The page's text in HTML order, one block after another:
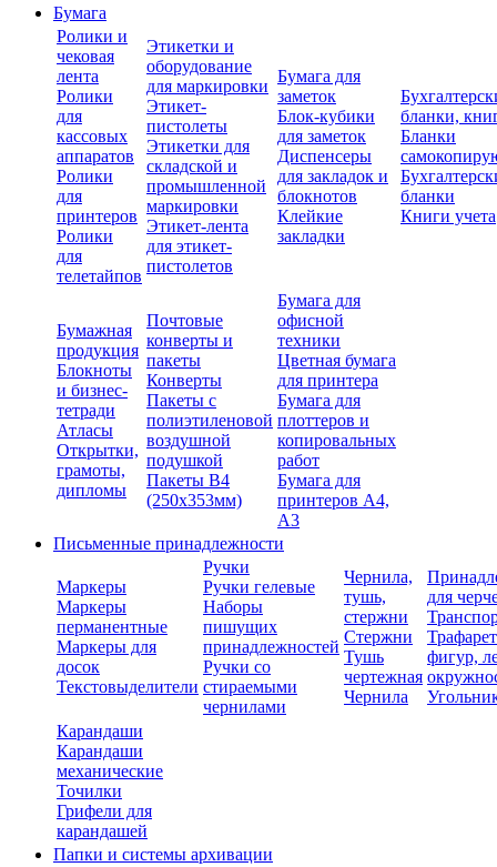
Бумага
Ролики и
чековая
лента
Ролики
для
кассовых
аппаратов
Ролики
для
принтеров
Ролики
для
телетайпов
Этикетки и
оборудование
для маркировки
Этикет-
пистолеты
Этикетки для
складской и
промышленной
маркировки
Этикет-лента
для этикет-
пистолетов
Бумага для
заметок
Блок-кубики
для заметок
Диспенсеры
для закладок и
блокнотов
Клейкие
закладки
бланки,
Бланки
бланки
Книги учета
Бумажная
продукция
Блокноты
и бизнес-
тетради
Атласы
Открытки,
грамоты,
дипломы
Почтовые
конверты и
пакеты
Конверты
Пакеты с
полиэтиленовой
воздушной
подушкой
Пакеты В4
(250х353мм)
Бумага для
офисной
техники
Цветная бумага
для принтера
Бумага для
плоттеров и
копировальных
работ
Бумага для
принтеров А4,
А3
Письменные принадлежности
Маркеры
Маркеры
перманентные
Маркеры для
досок
Текстовыделители
Ручки
Ручки гелевые
Наборы
пишущих
принадлежностей
Ручки со
стираемыми
чернилами
Чернила,
тушь,
стержни
Стержни
Тушь
чертежная
Чернила
для
фигур,
Карандаши
Карандаши
механические
Точилки
Грифели для
карандашей
Папки и системы архивации